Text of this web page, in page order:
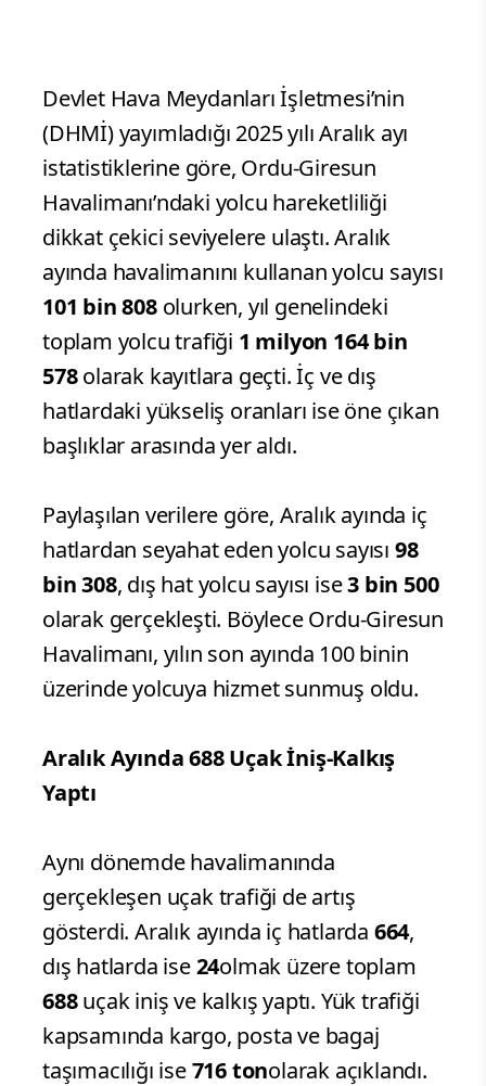
Devlet Hava Meydanları İşletmesi’nin
(DHMİ) yayımladığı 2025 yılı Aralık ayı
istatistiklerine göre, Ordu-Giresun
Havalimanı’ndaki yolcu hareketliliği
dikkat çekici seviyelere ulaştı. Aralık
ayında havalimanını kullanan yolcu sayısı
101 bin 808olurken, yıl genelindeki
toplam yolcu trafiği 1 milyon 164 bin
578olarak kayıtlara geçti. İç ve dış
hatlardaki yükseliş oranları ise öne çıkan
başlıklar arasında yer aldı.
Paylaşılan verilere göre, Aralık ayında iç
hatlardan seyahat eden yolcu sayısı 98
bin 308, dış hat yolcu sayısı ise3 bin 500
olarak gerçekleşti. Böylece Ordu-Giresun
Havalimanı, yılın son ayında 100 binin
üzerinde yolcuya hizmet sunmuş oldu.
Aralık Ayında 688 Uçak İniş-Kalkış
Yaptı
Aynı dönemde havalimanında
gerçekleşen uçak trafiği de artış
gösterdi. Aralık ayında iç hatlarda 664,
dış hatlarda ise24olmak üzere toplam
688uçak iniş ve kalkış yaptı. Yük trafiği
kapsamında kargo, posta ve bagaj
taşımacılığı ise716 tonolarak açıklandı.